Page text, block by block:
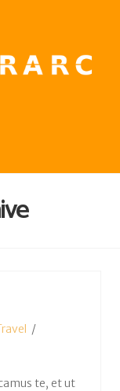
te, et ut